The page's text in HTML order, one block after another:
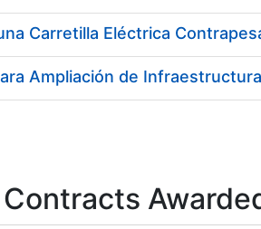
Carretilla Eléctrica
Ampliación de